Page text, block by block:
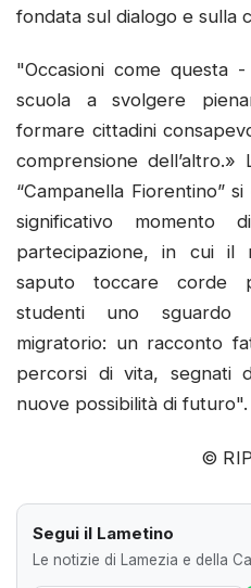
fondata sul dialogo e sulla
"Occasioni come questa
scuola a svolgere
formare cittadini
comprensione dell’altro.»
“Campanella Fiorentino”
significativo momento
partecipazione, in cui il
saputo toccare corde
studenti uno sguardo
migratorio: un racconto
percorsi di vita, segnati
nuove possibilità di futuro".
©
Segui il Lametino
Le notizie di Lamezia e della